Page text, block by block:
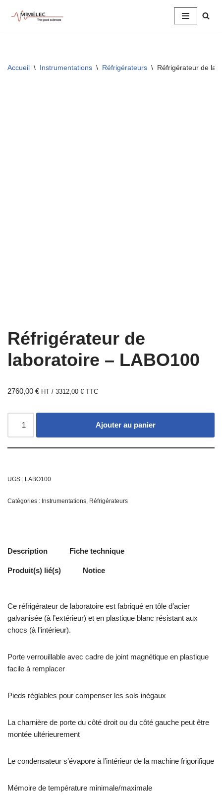
Accueil \ Instrumentations \ Réfrigérateurs \ Réfrigérateur de
Réfrigérateur de
laboratoire – LABO100
2760,00 € HT / 3312,00 € TTC
Ajouter au panier
UGS : LABO100
Catégories : Instrumentations, Réfrigérateurs
Description Fiche technique
Produit(s) lié(s) Notice
Ce réfrigérateur de laboratoire est fabriqué en tôle d’acier
galvanisée (à l’extérieur) et en plastique blanc résistant aux
chocs (à l’intérieur).
Porte verrouillable avec cadre de joint magnétique en plastique
facile à remplacer
Pieds réglables pour compenser les sols inégaux
La charnière de porte du côté droit ou du côté gauche peut être
montée ultérieurement
Le condensateur s’évapore à l’intérieur de la machine frigorifique
Mémoire de température minimale/maximale